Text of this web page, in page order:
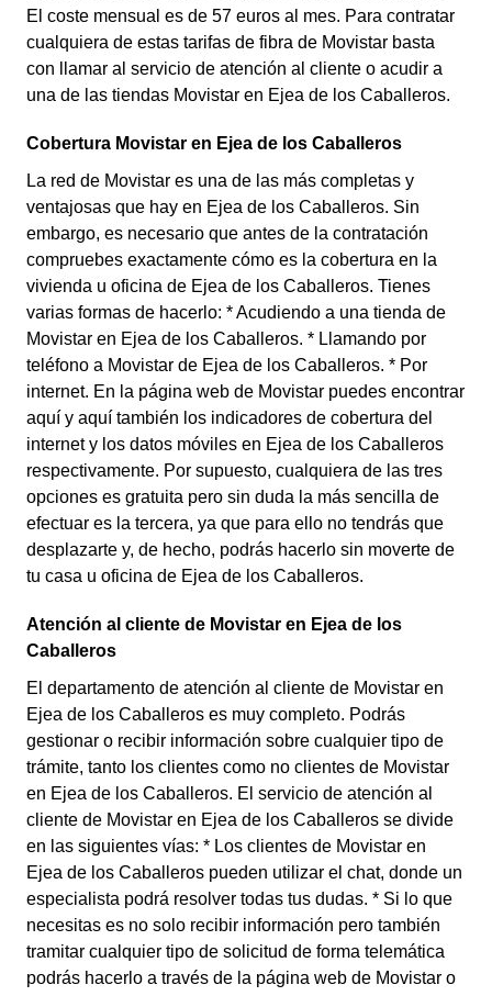
El coste mensual es de 57 euros al mes. Para contratar
cualquiera de estas tarifas de fibra de Movistar basta
con llamar al servicio de atención al cliente o acudir a
una de las tiendas Movistar en Ejea de los Caballeros.
Cobertura Movistar en Ejea de los Caballeros
La red de Movistar es una de las más completas y
ventajosas que hay en Ejea de los Caballeros. Sin
embargo, es necesario que antes de la contratación
compruebes exactamente cómo es la cobertura en la
vivienda u oficina de Ejea de los Caballeros. Tienes
varias formas de hacerlo: * Acudiendo a una tienda de
Movistar en Ejea de los Caballeros. * Llamando por
teléfono a Movistar de Ejea de los Caballeros. * Por
internet. En la página web de Movistar puedes encontrar
aquí y aquí también los indicadores de cobertura del
internet y los datos móviles en Ejea de los Caballeros
respectivamente. Por supuesto, cualquiera de las tres
opciones es gratuita pero sin duda la más sencilla de
efectuar es la tercera, ya que para ello no tendrás que
desplazarte y, de hecho, podrás hacerlo sin moverte de
tu casa u oficina de Ejea de los Caballeros.
Atención al cliente de Movistar en Ejea de los
Caballeros
El departamento de atención al cliente de Movistar en
Ejea de los Caballeros es muy completo. Podrás
gestionar o recibir información sobre cualquier tipo de
trámite, tanto los clientes como no clientes de Movistar
en Ejea de los Caballeros. El servicio de atención al
cliente de Movistar en Ejea de los Caballeros se divide
en las siguientes vías: * Los clientes de Movistar en
Ejea de los Caballeros pueden utilizar el chat, donde un
especialista podrá resolver todas tus dudas. * Si lo que
necesitas es no solo recibir información pero también
tramitar cualquier tipo de solicitud de forma telemática
podrás hacerlo a través de la página web de Movistar o